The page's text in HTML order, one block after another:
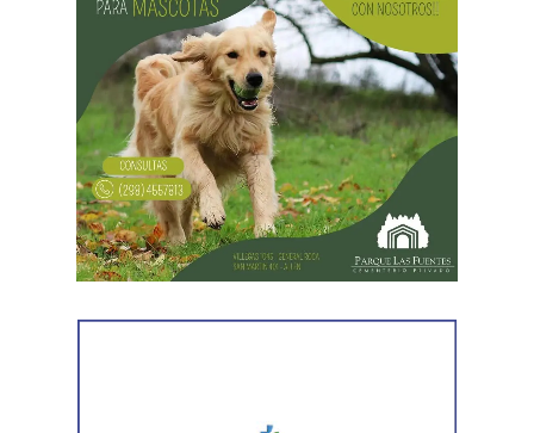
Como parte de la agenda oficial, la comitiva provincial
mantiene reuniones con organismos internacionales y
agencias de Estados Unidos para fortalecer vínculos que
permitan impulsar inversiones y acceder a nuevas
herramientas de financiamiento para el crecimiento de
Río Negro.
La agenda de trabajo comenzó con un encuentro en la
Embajada Argentina en Estados Unidos, donde la
comitiva se reunió con el equipo de consejeros que
evaluación clínica, el animal fue trasladado mediante
protocolos de manejo seguro y liberado en un ambiente
adecuado para su descanso.